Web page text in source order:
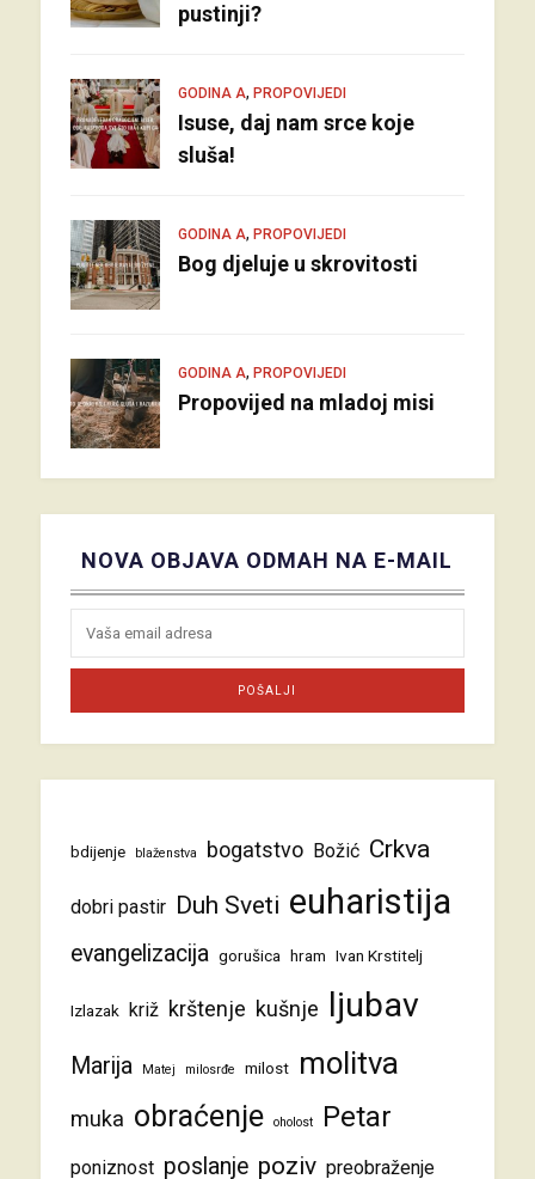
pustinji?
GODINA A, PROPOVIJEDI
Isuse, daj nam srce koje
sluša!
GODINA A, PROPOVIJEDI
Bog djeluje u skrovitosti
GODINA A, PROPOVIJEDI
Propovijed na mladoj misi
NOVA OBJAVA ODMAH NA E-MAIL
bdijenje blaženstva bogatstvo Božić Crkva
dobri pastir Duh Sveti euharistija
evangelizacija gorušica hram Ivan Krstitelj
Izlazak križ krštenje kušnje ljubav
Marija Matej milosrđe milost molitva
muka obraćenje oholost Petar
poniznost poslanje poziv preobraženje